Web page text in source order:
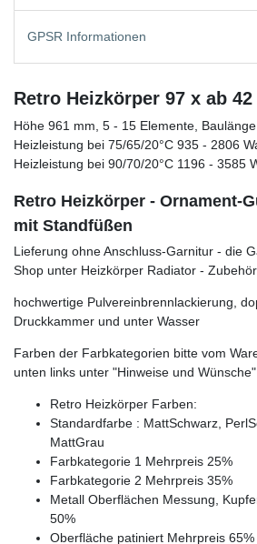
GPSR Informationen
Retro Heizkörper 97 x ab
Höhe 961 mm, 5 - 15 Elemente,
Heizleistung bei 75/65/20°C 935 - 2806
Heizleistung bei 90/70/20°C 1196 - 3585
Retro Heizkörper - Ornament-
mit Standfüßen
Lieferung ohne Anschluss-Garnitur - die
Shop unter Heizkörper Radiator -
hochwertige Pulvereinbrennlackierung,
Druckkammer und unter Wasser
Farben der Farbkategorien bitte vom
unten links unter "Hinweise und
Retro Heizkörper Farben:
Standardfarbe : MattSchwarz,
MattGrau
Farbkategorie 1 Mehrpreis 25%
Farbkategorie 2 Mehrpreis 35%
Metall Oberflächen Messung,
50%
Oberfläche patiniert Mehrpreis 65%